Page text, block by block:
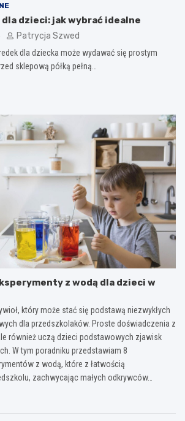
dzieci: jak wybrać idealne
Patrycja Szwed
dla dziecka może wydawać się prostym
sklepową półką pełną…
z wodą dla dzieci w
który może stać się podstawą niezwykłych
dla przedszkolaków. Proste doświadczenia z
również uczą dzieci podstawowych zjawisk
W tym poradniku przedstawiam 8
z wodą, które z łatwością
zachwycając małych odkrywców…